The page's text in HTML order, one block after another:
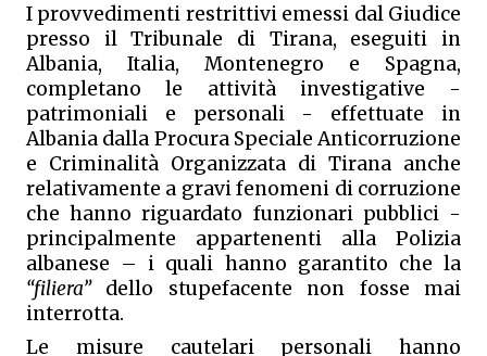
I provvedimenti restrittivi emessi dal Giudice
presso il Tribunale di Tirana, eseguiti in
Albania, Italia, Montenegro e Spagna,
completano le attività investigative -
patrimoniali e personali - effettuate in
Albania dalla Procura Speciale Anticorruzione
e Criminalità Organizzata di Tirana anche
relativamente a gravi fenomeni di corruzione
che hanno riguardato funzionari pubblici -
principalmente appartenenti alla Polizia
“filiera” dello stupefacente non fosse mai
interrotta.
Le misure cautelari personali hanno